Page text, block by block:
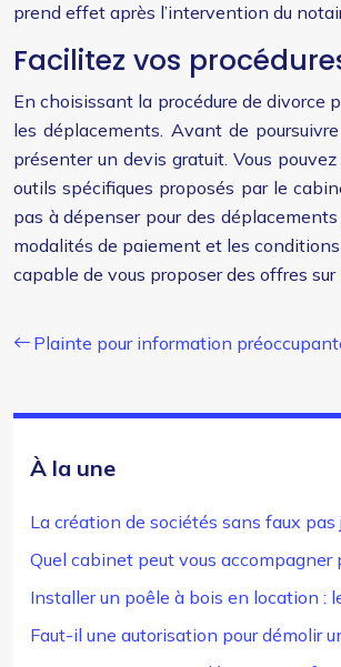
prend effet après l’intervention du
Facilitez vos
En choisissant la procédure de divorce
les déplacements. Avant de
présenter un devis gratuit. Vous
outils spécifiques proposés par le
pas à dépenser pour des
modalités de paiement et les
capable de vous proposer des offres sur
Plainte pour information
À la une
La création de sociétés sans faux pas
Quel cabinet peut vous
Installer un poêle à bois en location :
Faut-il une autorisation pour démolir